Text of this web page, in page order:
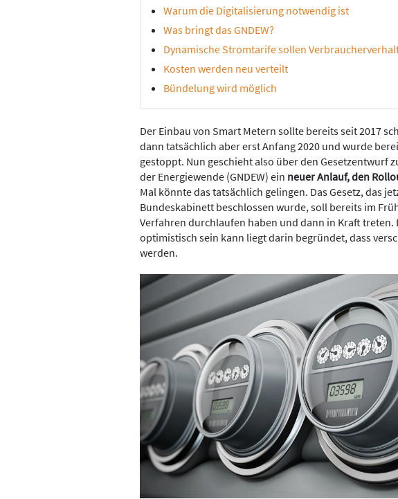
Warum die Digitalisierung notwendig ist
Was bringt das GNDEW?
Dynamische Stromtarife sollen
Kosten werden neu verteilt
Bündelung wird möglich
Der Einbau von Smart Metern sollte bereits seit 2017
dann tatsächlich aber erst Anfang 2020 und wurde
gestoppt. Nun geschieht also über den Gesetzentwurf
der Energiewende (GNDEW) ein neuer Anlauf, den
Mal könnte das tatsächlich gelingen. Das Gesetz, das
Bundeskabinett beschlossen wurde, soll bereits im
Verfahren durchlaufen haben und dann in Kraft treten.
optimistisch sein kann liegt darin begründet, dass
werden.